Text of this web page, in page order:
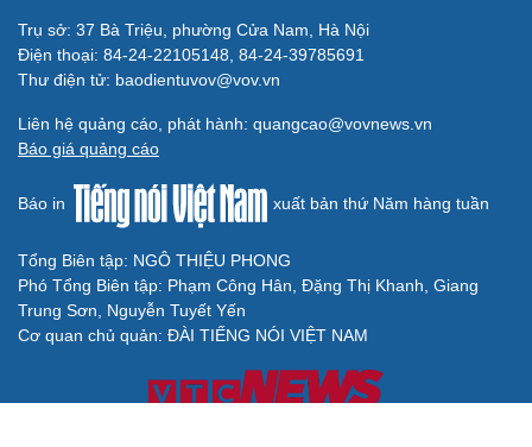
Trụ sở: 37 Bà Triệu, phường Cửa Nam, Hà Nội
Điện thoại: 84-24-22105148, 84-24-39785691
Thư điện tử: baodientuvov@vov.vn
Liên hệ quảng cáo, phát hành: quangcao@vovnews.vn
Báo giá quảng cáo
Báo in xuất bản thứ Năm hàng tuần
Tổng Biên tập: NGÔ THIỆU PHONG
Phó Tổng Biên tập: Phạm Công Hân, Đặng Thị Khanh, Giang
Trung Sơn, Nguyễn Tuyết Yến
Cơ quan chủ quản: ĐÀI TIẾNG NÓI VIỆT NAM